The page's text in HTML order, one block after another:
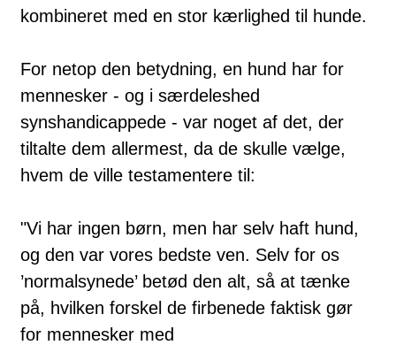
kombineret med en stor kærlighed til hunde.
For netop den betydning, en hund har for
mennesker - og i særdeleshed
synshandicappede - var noget af det, der
tiltalte dem allermest, da de skulle vælge,
hvem de ville testamentere til:
"Vi har ingen børn, men har selv haft hund,
og den var vores bedste ven. Selv for os
’normalsynede’ betød den alt, så at tænke
på, hvilken forskel de firbenede faktisk gør
for mennesker med